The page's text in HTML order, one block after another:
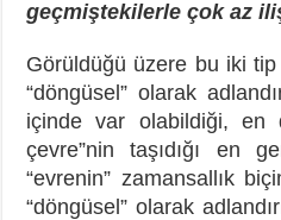
geçmiştekilerle çok az
Görüldüğü üzere bu iki
“döngüsel” olarak
içinde var olabildiği, en
çevre”nin taşıdığı en
“evrenin” zamansallık
“döngüsel” olarak